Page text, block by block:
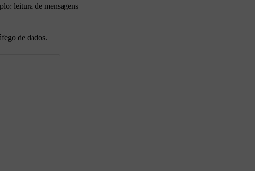
leitura de mensagens
de dados.